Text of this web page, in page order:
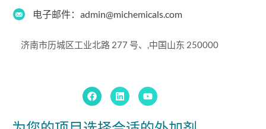
电子邮件：admin@michemicals.com
济南市历城区工业北路 277 号、, 中国山东 250000